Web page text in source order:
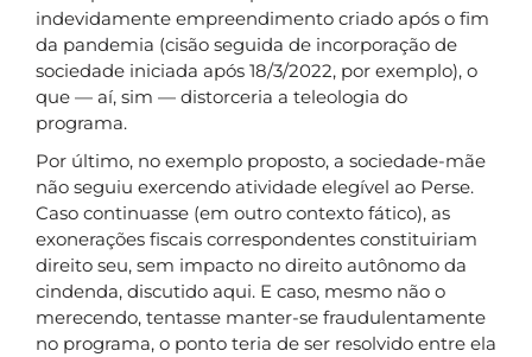
indevidamente empreendimento criado após o fim
da pandemia (cisão seguida de incorporação de
sociedade iniciada após 18/3/2022, por exemplo), o
que — aí, sim — distorceria a teleologia do
programa.
Por último, no exemplo proposto, a sociedade-mãe
não seguiu exercendo atividade elegível ao Perse.
Caso continuasse (em outro contexto fático), as
exonerações fiscais correspondentes constituiriam
direito seu, sem impacto no direito autônomo da
cindenda, discutido aqui. E caso, mesmo não o
merecendo, tentasse manter-se fraudulentamente
no programa, o ponto teria de ser resolvido entre ela